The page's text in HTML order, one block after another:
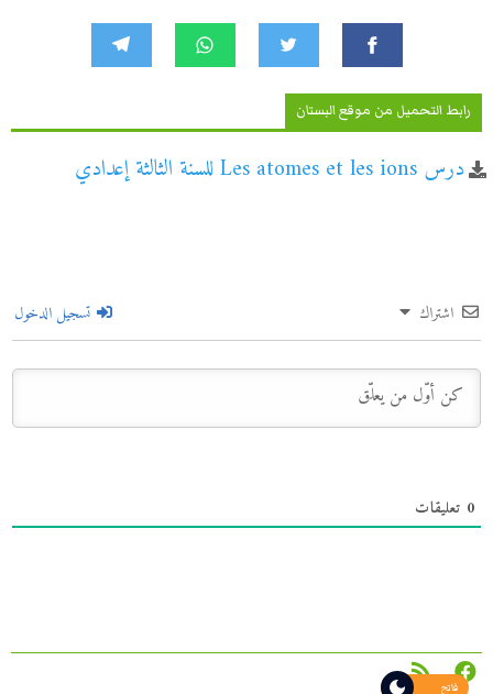
رابط التحميل من موقع البستان
درس Les atomes et les ions للسنة الثالثة إعدادي
اشتراك تسجيل الدخول
0 تعليقات
فاتح